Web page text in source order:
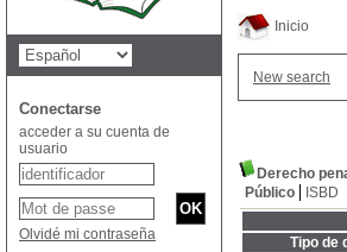
Inicio
New search
Derecho
Público
ISBD
Tipo de
Conectarse
acceder a su cuenta de
usuario
Olvidé mi contraseña